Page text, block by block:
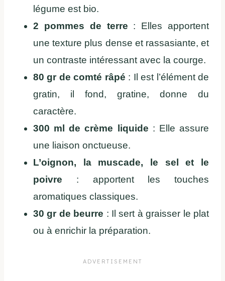
légume est bio.
2 pommes de terre : Elles apportent
une texture plus dense et rassasiante, et
un contraste intéressant avec la courge.
80 gr de comté râpé : Il est l’élément de
gratin, il fond, gratine, donne du
caractère.
300 ml de crème liquide : Elle assure
une liaison onctueuse.
L’oignon, la muscade, le sel et le
poivre : apportent les touches
aromatiques classiques.
30 gr de beurre : Il sert à graisser le plat
ou à enrichir la préparation.